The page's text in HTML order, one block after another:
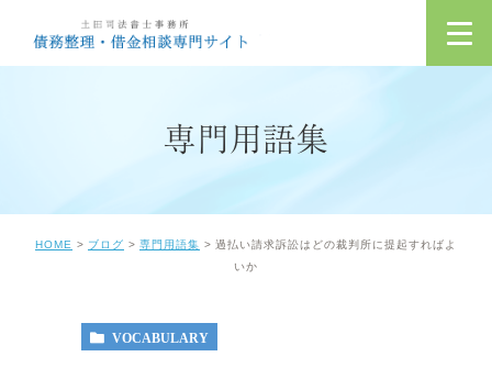
専門用語集
HOME ブログ 専門用語集
過払い請求訴訟はどの裁判所に提起すればよ
いか
VOCABULARY